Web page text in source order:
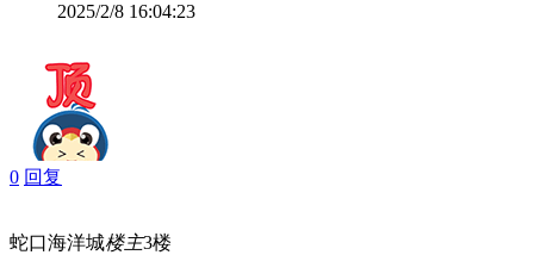
2025/2/8 16:04:23
0 回复
蛇口海洋城楼主3楼